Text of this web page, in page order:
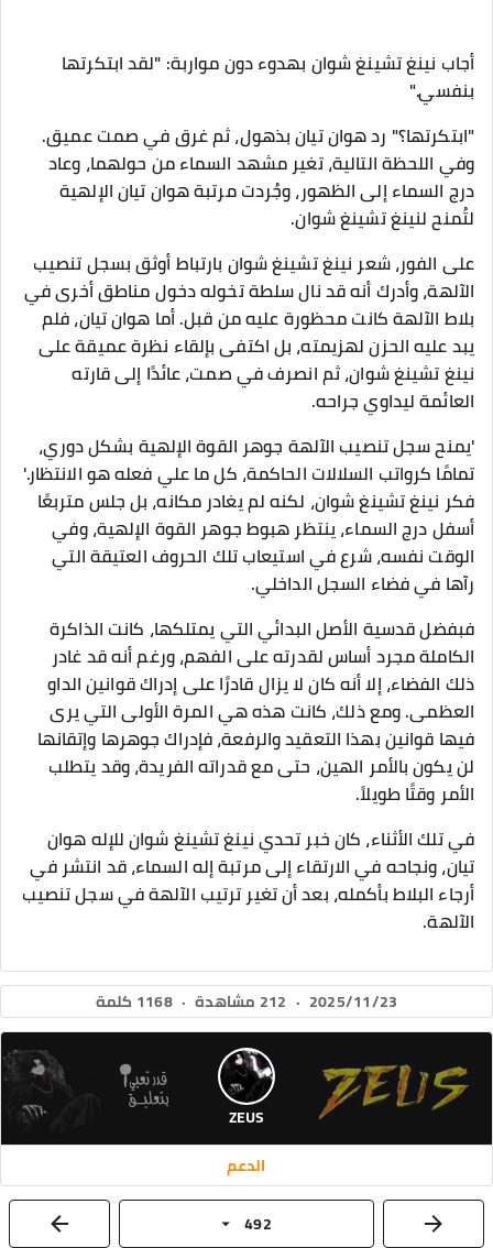
أجاب نينغ تشينغ شوان بهدوء دون مواربة: "لقد ابتكرتها
بنفسي."
"ابتكرتها؟" رد هوان تيان بذهول، ثم غرق في صمت عميق.
وفي اللحظة التالية، تغير مشهد السماء من حولهما، وعاد
درج السماء إلى الظهور، وجُردت مرتبة هوان تيان الإلهية
لتُمنح لنينغ تشينغ شوان.
على الفور، شعر نينغ تشينغ شوان بارتباط أوثق بسجل تنصيب
الآلهة، وأدرك أنه قد نال سلطة تخوله دخول مناطق أخرى في
بلاط الآلهة كانت محظورة عليه من قبل. أما هوان تيان، فلم
يبد عليه الحزن لهزيمته، بل اكتفى بإلقاء نظرة عميقة على
نينغ تشينغ شوان، ثم انصرف في صمت، عائدًا إلى قارته
العائمة ليداوي جراحه.
'يمنح سجل تنصيب الآلهة جوهر القوة الإلهية بشكل دوري،
تمامًا كرواتب السلالات الحاكمة، كل ما علي فعله هو الانتظار.'
فكر نينغ تشينغ شوان، لكنه لم يغادر مكانه، بل جلس متربعًا
أسفل درج السماء، ينتظر هبوط جوهر القوة الإلهية، وفي
الوقت نفسه، شرع في استيعاب تلك الحروف العتيقة التي
رآها في فضاء السجل الداخلي.
فبفضل قدسية الأصل البدائي التي يمتلكها، كانت الذاكرة
الكاملة مجرد أساس لقدرته على الفهم، ورغم أنه قد غادر
ذلك الفضاء، إلا أنه كان لا يزال قادرًا على إدراك قوانين الداو
العظمى. ومع ذلك، كانت هذه هي المرة الأولى التي يرى
فيها قوانين بهذا التعقيد والرفعة، فإدراك جوهرها وإتقانها
لن يكون بالأمر الهين، حتى مع قدراته الفريدة، وقد يتطلب
الأمر وقتًا طويلاً.
في تلك الأثناء، كان خبر تحدي نينغ تشينغ شوان للإله هوان
تيان، ونجاحه في الارتقاء إلى مرتبة إله السماء، قد انتشر في
أرجاء البلاط بأكمله، بعد أن تغير ترتيب الآلهة في سجل تنصيب
الآلهة.
2025/11/23
· 212 مشاهدة · 1168 كلمة
ZEUS
الدعم
492